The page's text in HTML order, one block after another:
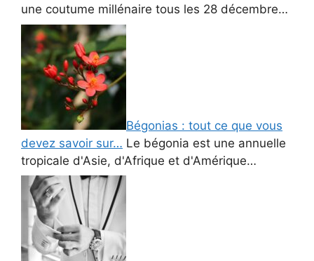
une coutume millénaire tous les 28 décembre…
Bégonias : tout ce que vous
devez savoir sur… Le bégonia est une annuelle
tropicale d'Asie, d'Afrique et d'Amérique…